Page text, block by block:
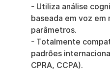
- Utiliza análise
baseada em voz em
parâmetros.
- Totalmente
padrões
CPRA, CCPA).